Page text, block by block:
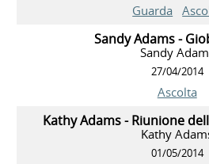
Guarda
Sandy Adams -
Sandy
27/04/2014
Ascolta
Kathy Adams - Riunione
Kathy
01/05/2014